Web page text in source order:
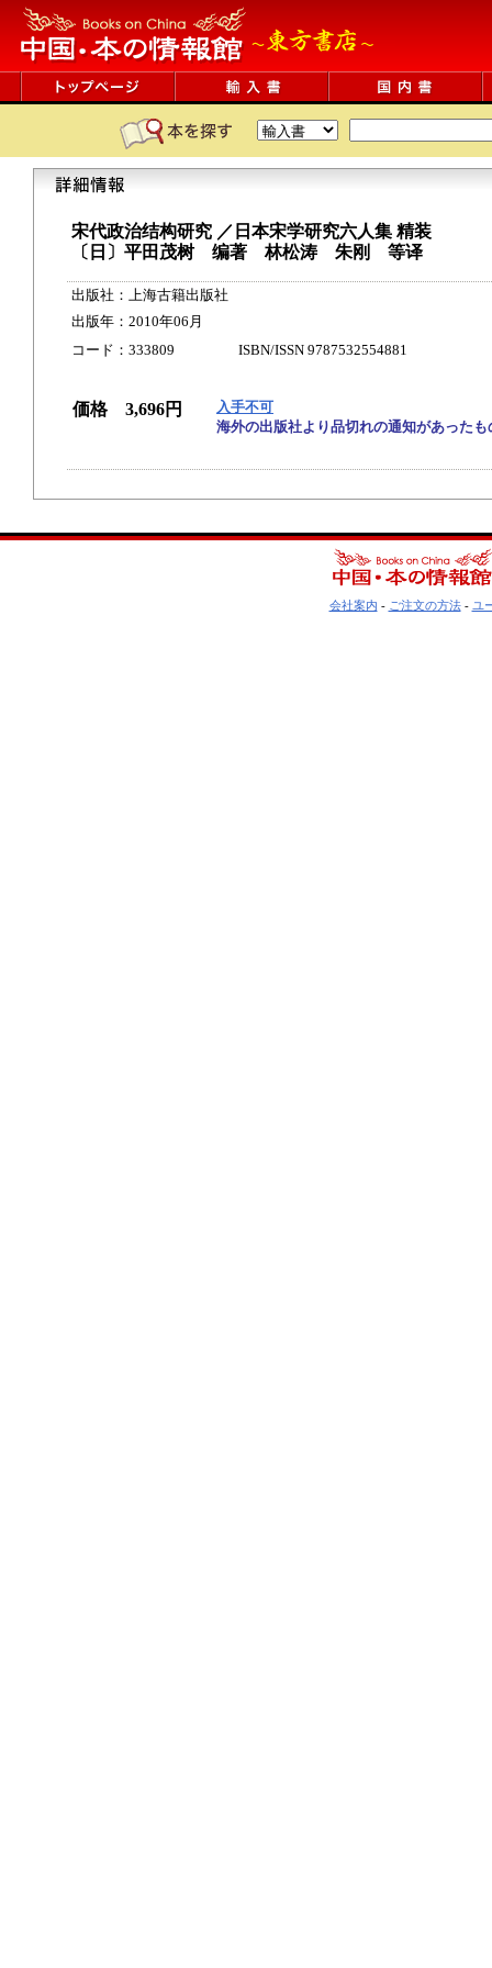
宋代政治结构研究 ／日本宋学研究六人集 精装
〔日〕平田茂树 编著 林松涛 朱刚 等译
出版社：上海古籍出版社
出版年：2010年06月
コード：333809 ISBN/ISSN 9787532554881
価格 3,696円
入手不可
海外の出版社より品切れの通知があった
会社案内 - ご注文の方法- ユ